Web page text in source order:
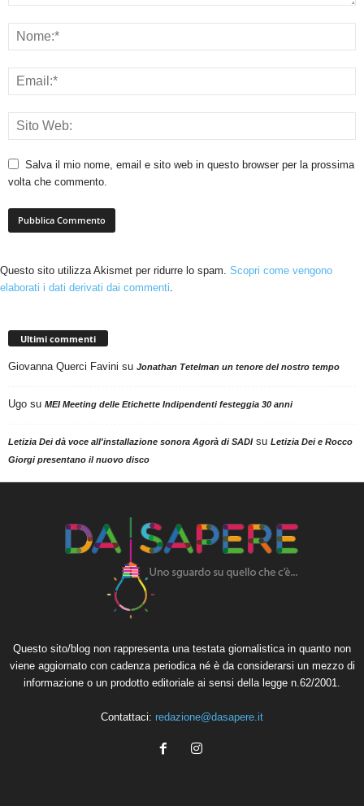
Salva il mio nome, email e sito web in questo browser per la prossima
volta che commento.
Questo sito utilizza Akismet per ridurre lo spam. Scopri come vengono
elaborati i dati derivati dai commenti.
Ultimi commenti
Giovanna Querci Favini su Jonathan Tetelman un tenore del nostro tempo
Ugo su MEI Meeting delle Etichette Indipendenti festeggia 30 anni
Letizia Dei dà voce all'installazione sonora Agorà di SADIsu Letizia Dei e Rocco
Giorgi presentano il nuovo disco
Questo sito/blog non rappresenta una testata giornalistica in quanto non
viene aggiornato con cadenza periodica né è da considerarsi un mezzo di
informazione o un prodotto editoriale ai sensi della legge n.62/2001.
Contattaci: redazione@dasapere.it